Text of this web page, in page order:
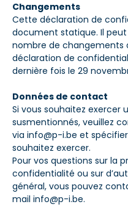
Changements
Cette déclaration de
document statique. Il
nombre de changements
déclaration de
dernière fois le 29
Données de contact
Si vous souhaitez exercer
susmentionnés, veuillez
via info@p-i.be et
souhaitez exercer.
Pour vos questions sur la
confidentialité ou sur
général, vous pouvez
mail info@p-i.be.